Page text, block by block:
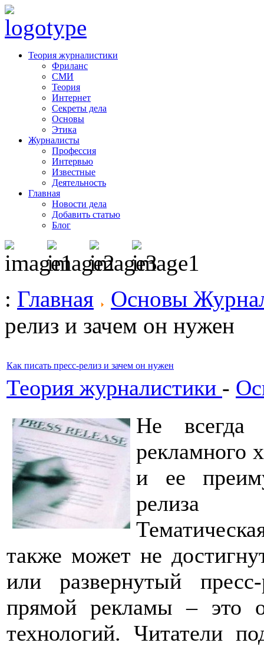
Теория журналистики
Фриланс
СМИ
Теория
Интернет
Секреты дела
Основы
Этика
Журналисты
Профессия
Интервью
Известные
Деятельность
Главная
Новости дела
Добавить статью
Блог
: Главная
Основы
релиз и зачем он нужен
Как писать пресс-релиз и зачем он нужен
Теория журналистики -
Не всегда
рекламного
и ее
релиза
также может не
или развернутый
прямой рекламы – это
технологий. Читатели